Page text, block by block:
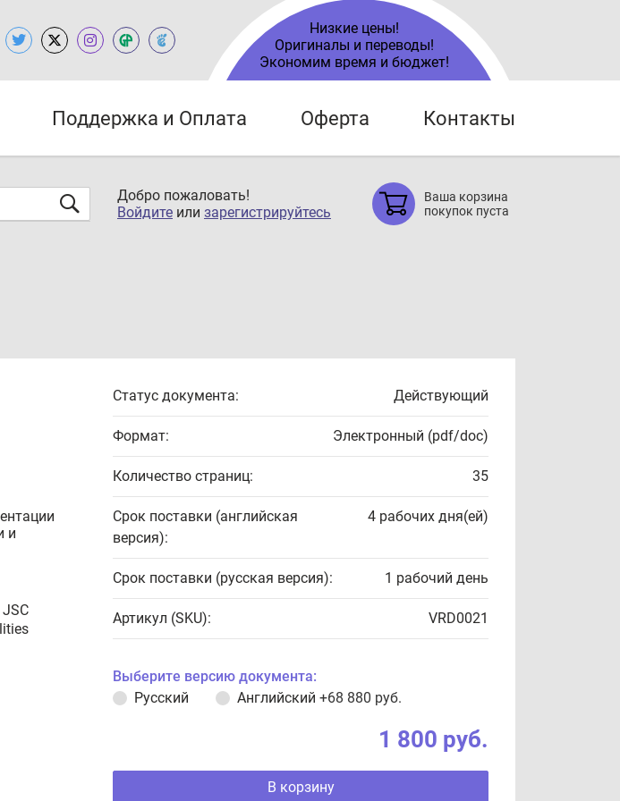
Низкие цены!
Оригиналы и переводы!
Экономим время и бюджет!
Поддержка и Оплата Оферта Контакты
Добро пожаловать!
Войдите или зарегистрируйтесь
Ваша корзина
покупок пуста
и
Статус документа: Действующий
Формат: Электронный (pdf/doc)
Количество страниц: 35
Срок поставки (английская
версия):
4 рабочих дня(ей)
Срок поставки (русская версия): 1 рабочий день
Артикул (SKU): VRD0021
Выберите версию документа:
Русский
Английский +68 880 руб.
1 800 руб.
В корзину